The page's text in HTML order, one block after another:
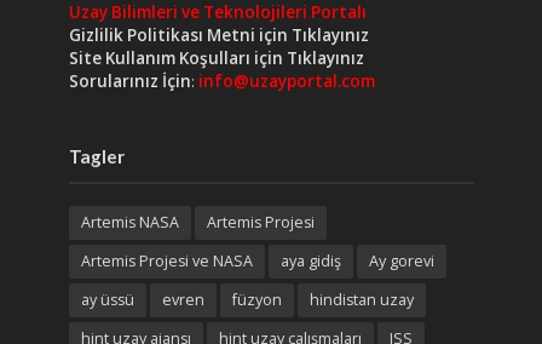
Uzay Bilimleri ve Teknolojileri Portalı
Gizlilik Politikası Metni için Tıklayınız
Site Kullanım Koşulları için Tıklayınız
Sorularınız İçin: info@uzayportal.com
Tagler
Artemis NASA
Artemis Projesi
Artemis Projesi ve NASA
aya gidiş
Ay gorevi
ay üssü
evren füzyon
hindistan uzay
hint uzay ajansı
hint uzay çalışmaları
ISS